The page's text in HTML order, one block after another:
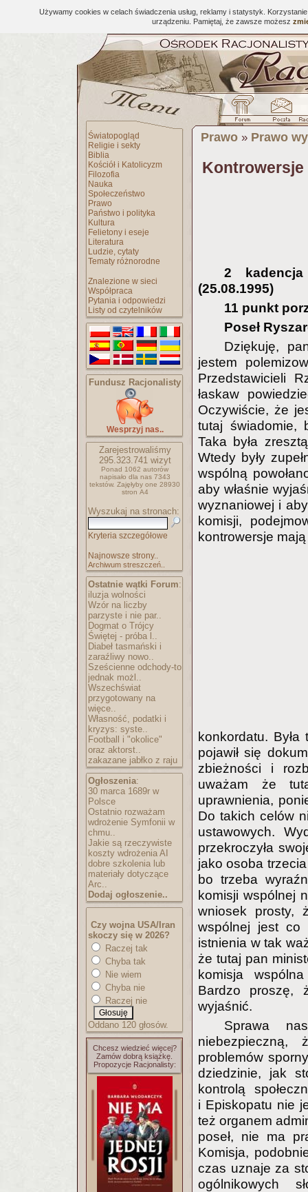
Używamy cookies w celach świadczenia usług, reklamy i statystyk.
urządzeniu. Pamiętaj, że zawsze możesz
Światopogląd
Religie i sekty
Biblia
Kościół i Katolicyzm
Filozofia
Nauka
Społeczeństwo
Prawo
Państwo i polityka
Kultura
Felietony i eseje
Literatura
Ludzie, cytaty
Tematy różnorodne
Znalezione w sieci
Współpraca
Pytania i odpowiedzi
Listy od czytelników
Fundusz Racjonalisty
Wesprzyj nas..
Zarejestrowaliśmy
295.323.741wizyt
Ponad 1062 autorów
napisało dla nas 7343
tekstów. Zajęłyby one 28930
stron A4
Wyszukaj na stronach:
Kryteria szczegółowe
Najnowsze strony..
Archiwum streszczeń..
Ostatnie wątki Forum:
iluzja wolności
Wzór na liczby
parzyste i nie par..
Dogmat o Trójcy
Świętej - próba l..
Diabeł tasmański i
zaraźliwy nowo..
Sześcienne odchody-to
jednak możl..
Wszechświat
przygotowany na
więce..
Własność, podatki i
kryzys: syste..
Football i "okolice"
oraz aktorst..
zakazane jabłko z raju
Ogłoszenia:
30 marca 1689r w
Polsce
Ostatnio rozważam
wdrożenie Symfonii w
chmu..
Jakie są rzeczywiste
koszty wdrożenia AI
dobre szkolenia lub
materiały dotyczące
Arc..
Dodaj ogłoszenie..
Czy wojna USA/Iran
skoczy się w 2026?
Raczej tak
Chyba tak
Nie wiem
Chyba nie
Raczej nie
Oddano 120 głosów.
Chcesz wiedzieć więcej?
Zamów dobrą książkę.
Propozycje Racjonalisty:
Prawo » Prawo
Kontrowersje
2
(25.08.1995)
11 punkt
Poseł
Dziękuję,
jestem
Przedstawicieli
łaskaw
Oczywiście, że
tutaj świadomie,
Taka była
Wtedy były
wspólną
aby właśnie
wyznaniowej i
komisji,
kontrowersje
konkordatu.
pojawił się
zbieżności i
uważam że
uprawnienia,
Do takich celów
ustawowych.
przekroczyła
jako osoba
bo trzeba
komisji wspólnej
wniosek prosty,
wspólnej jest co
istnienia w tak
że tutaj pan
komisja
Bardzo proszę,
wyjaśnić.
Sprawa
niebezpieczną,
problemów
dziedzinie, jak
kontrolą
i Episkopatu nie
też organem
poseł, nie ma
Komisja,
czas uznaje za
ogólnikowych